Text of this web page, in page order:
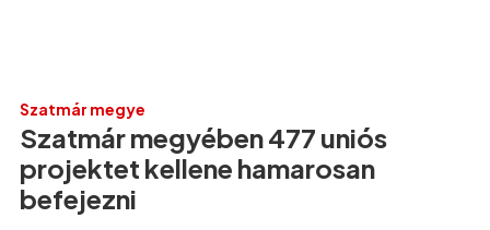
Szatmár megye
Szatmár megyében 477 uniós
projektet kellene hamarosan
befejezni